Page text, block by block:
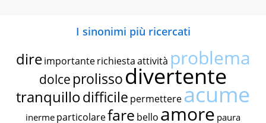
I sinonimi più ricercati
dire importante richiestaattività problema
dolce prolissodivertente
tranquillodifficile permettereacume
inerme particolarefare bello amore paura